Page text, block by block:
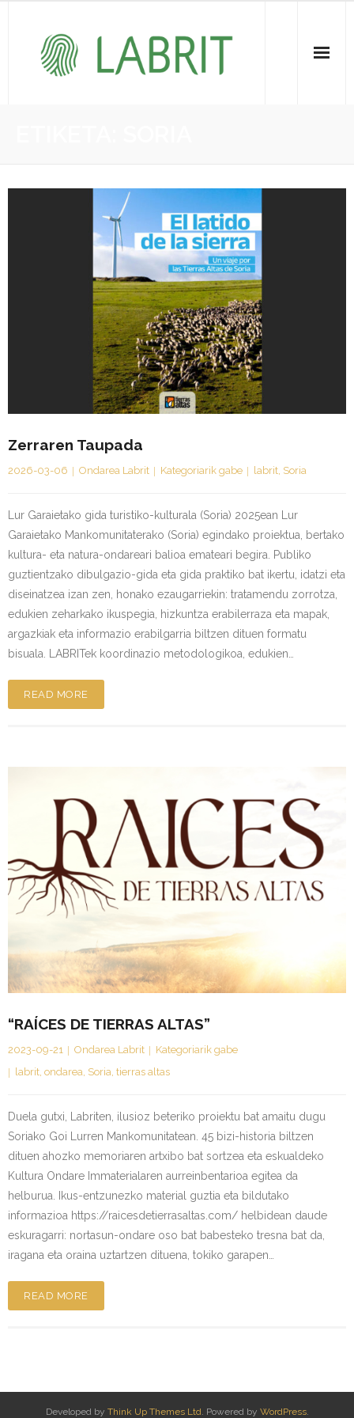
- KOI-aren bilketa | Recopilación del PCI
- KOI-aren kudeaketa | Gestión del PCI
- Jabetza intelektuala | Propiedad intelectual
Kontaktua | Contacto
Zerraren Taupada
2026-03-06 Ondarea Labrit Kategoriarik gabe labrit, Soria
Lur Garaietako gida turistiko-kulturala (Soria) 2025ean Lur
Garaietako Mankomunitaterako (Soria) egindako proiektua, bertako
kultura- eta natura-ondareari balioa emateari begira. Publiko
guztientzako dibulgazio-gida eta gida praktiko bat ikertu, idatzi eta
diseinatzea izan zen, honako ezaugarriekin: tratamendu zorrotza,
edukien zeharkako ikuspegia, hizkuntza erabilerraza eta mapak,
argazkiak eta informazio erabilgarria biltzen dituen formatu
bisuala. LABRITek koordinazio metodologikoa, edukien…
READ MORE
“RAÍCES DE TIERRAS ALTAS”
2023-09-21 Ondarea Labrit
Kategoriarik gabe
labrit ondarea Soria tierras altas
Duela gutxi, Labriten, ilusioz beteriko proiektu bat amaitu dugu
Soriako Goi Lurren Mankomunitatean. 45 bizi-historia biltzen
dituen ahozko memoriaren artxibo bat sortzea eta eskualdeko
Kultura Ondare Immaterialaren aurreinbentarioa egitea da
helburua. Ikus-entzunezko material guztia eta bildutako
informazioa https://raicesdetierrasaltas.com/ helbidean daude
eskuragarri: nortasun-ondare oso bat babesteko tresna bat da,
iragana eta oraina uztartzen dituena, tokiko garapen…
READ MORE
Developed by Think Up Themes Ltd . Powered by WordPress.